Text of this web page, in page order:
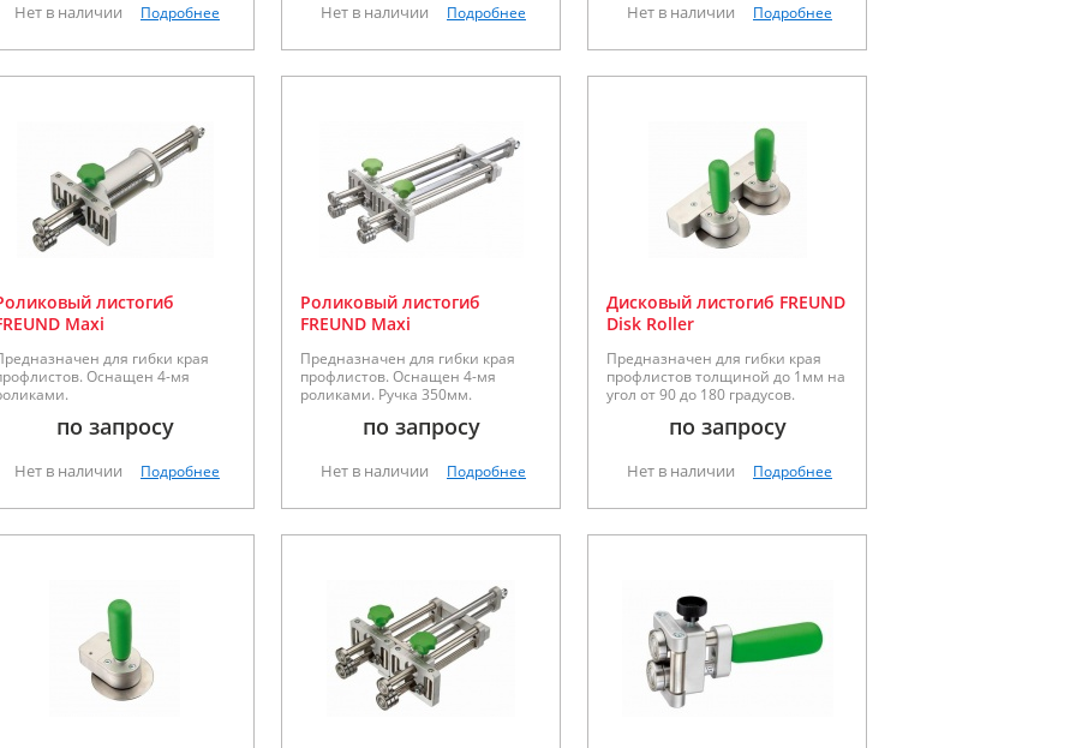
Нет в наличии Подробнее Нет в наличии Подробнее Нет в наличии Подробнее
листогиб
Maxi
для гибки края
Оснащен 4-мя
по запросу
Нет в наличии Подробнее
Роликовый листогиб
FREUND Maxi
Предназначен для гибки края
профлистов. Оснащен 4-мя
роликами. Ручка 350мм.
по запросу
Нет в наличии Подробнее
Дисковый листогиб FREUND
Disk Roller
Предназначен для гибки края
профлистов толщиной до 1мм на
угол от 90 до 180 градусов.
по запросу
Нет в наличии Подробнее